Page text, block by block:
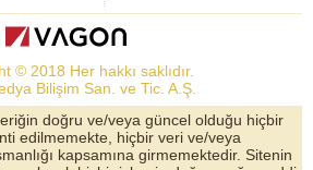
© 2018 Her hakkı saklıdır.
Bilişim San. ve Tic. A.Ş.
doğru ve/veya güncel olduğu hiçbir
edilmemekte, hiçbir veri ve/veya
kapsamına girmemektedir. Sitenin